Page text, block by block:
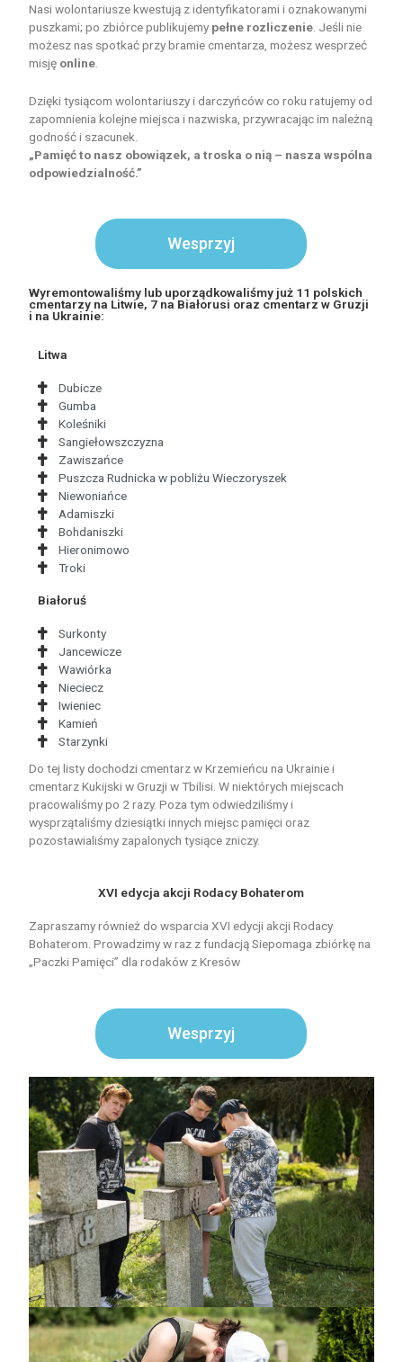
Nasi wolontariusze kwestują z identyfikatorami i oznakowanymi
puszkami; po zbiórce publikujemy pełne rozliczenie . Jeśli nie
możesz nas spotkać przy bramie cmentarza, możesz wesprzeć
misję online
Dzięki tysiącom wolontariuszy i darczyńców co roku ratujemy od
zapomnienia kolejne miejsca i nazwiska, przywracając im należną
godność i szacunek.
„Pamięć to nasz obowiązek, a troska o nią – nasza wspólna
odpowiedzialność.”
Wesprzyj
Wyremontowaliśmy lub uporządkowaliśmy już 11 polskich
cmentarzy na Litwie, 7 na Białorusi oraz cmentarz w Gruzji
i na Ukrainie:
Litwa
Dubicze
Gumba
Koleśniki
Sangiełowszczyzna
Zawiszańce
Puszcza Rudnicka w pobliżu Wieczoryszek
Niewoniańce
Adamiszki
Bohdaniszki
Hieronimowo
Troki
Białoruś
Surkonty
Jancewicze
Wawiórka
Nieciecz
Iwieniec
Kamień
Starzynki
Do tej listy dochodzi cmentarz w Krzemieńcu na Ukrainie i
cmentarz Kukijski w Gruzji w Tbilisi. W niektórych miejscach
pracowaliśmy po 2 razy. Poza tym odwiedziliśmy i
wysprzątaliśmy dziesiątki innych miejsc pamięci oraz
pozostawialiśmy zapalonych tysiące zniczy.
XVI edycja akcji Rodacy Bohaterom
Zapraszamy również do wsparcia XVI edycji akcji Rodacy
Bohaterom. Prowadzimy w raz z fundacją Siepomaga zbiórkę na
„Paczki Pamięci” dla rodaków z Kresów
Wesprzyj